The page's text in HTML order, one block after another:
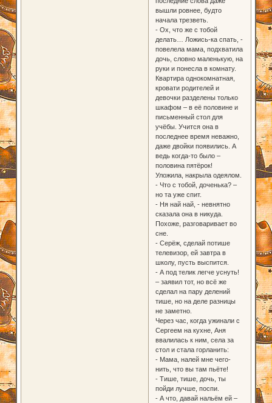
вышли ровнее, будто
начала трезветь.
- Ох, что же с тобой
делать… Ложись-ка спать, -
повелела мама, подхватила
дочь, словно маленькую, на
руки и понесла в комнату.
Квартира однокомнатная,
кровати родителей и
девочки разделены только
шкафом – в её половине и
письменный стол для
учёбы. Учится она в
последнее время неважно,
даже двойки появились. А
ведь когда-то было –
половина пятёрок!
Уложила, накрыла одеялом.
- Что с тобой, доченька? –
но та уже спит.
- Ня най най, - невнятно
сказала она в никуда.
Похоже, разговаривает во
сне.
- Серёж, сделай потише
телевизор, ей завтра в
школу, пусть выспится.
- А под телик легче уснуть!
– заявил тот, но всё же
сделал на пару делений
тише, но на деле разницы
не заметно.
Через час, когда ужинали с
Сергеем на кухне, Аня
ввалилась к ним, села за
стол и стала горланить:
- Мама, налей мне чего-
нить, что вы там пьёте!
- Тише, тише, дочь, ты
пойди лучше, поспи.
- А что, давай нальём ей –